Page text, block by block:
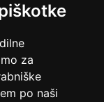
za
po naši